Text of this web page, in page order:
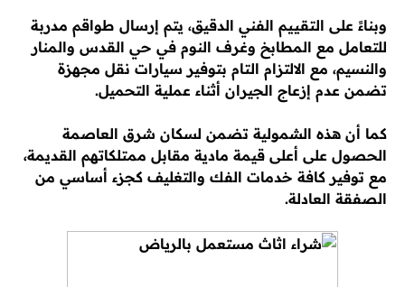
وبناءً على التقييم الفني الدقيق، يتم إرسال طواقم مدربة
للتعامل مع المطابخ وغرف النوم في حي القدس والمنار
والنسيم، مع الالتزام التام بتوفير سيارات نقل مجهزة
تضمن عدم إزعاج الجيران أثناء عملية التحميل.
كما أن هذه الشمولية تضمن لسكان شرق العاصمة
الحصول على أعلى قيمة مادية مقابل ممتلكاتهم القديمة،
مع توفير كافة خدمات الفك والتغليف كجزء أساسي من
الصفقة العادلة.